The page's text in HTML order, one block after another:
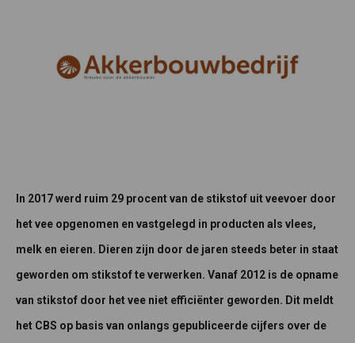
In 2017 werd ruim 29 procent van de stikstof uit veevoer door
het vee opgenomen en vastgelegd in producten als vlees,
melk en eieren. Dieren zijn door de jaren steeds beter in staat
geworden om stikstof te verwerken. Vanaf 2012 is de opname
van stikstof door het vee niet efficiënter geworden. Dit meldt
het CBS op basis van onlangs gepubliceerde cijfers over de